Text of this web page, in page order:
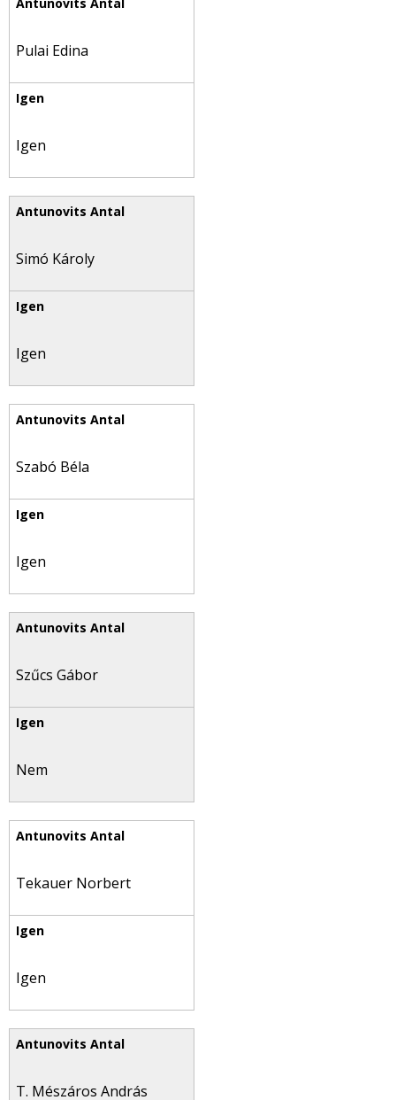
Pulai Edina
Igen
Simó Károly
Igen
Szabó Béla
Igen
Szűcs Gábor
Nem
Tekauer Norbert
Igen
T. Mészáros András